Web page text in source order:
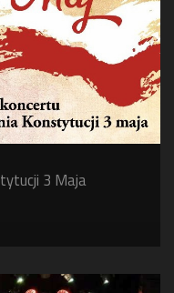
3 Maja